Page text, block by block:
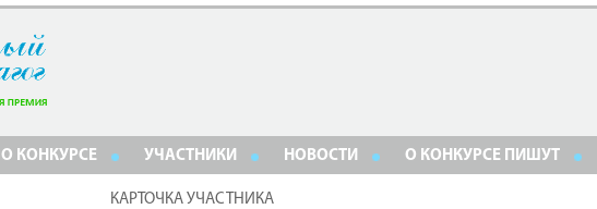
О КОНКУРСЕ УЧАСТНИКИ НОВОСТИ О КОНКУРСЕ ПИШУТ
КАРТОЧКА УЧАСТНИКА